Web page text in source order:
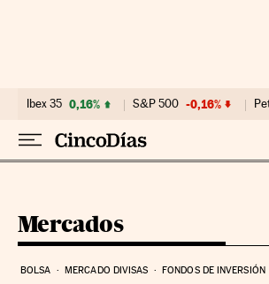
Ibex 35 0,16% S&P 500 -0,16%
Mercados
BOLSA MERCADO DIVISAS FONDOS DE INVERSIÓN